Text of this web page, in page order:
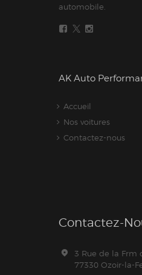
automobile.
AK Auto
Accueil
Nos voitures
Contactez-nous
Contactez-
3 Rue de la Frm
77330 Ozoir-la-